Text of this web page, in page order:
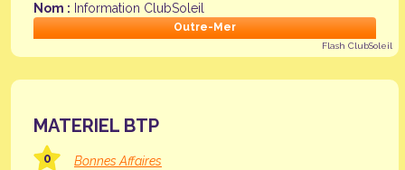
Nom : Information ClubSoleil
Outre-Mer
Flash ClubSoleil
MATERIEL BTP
0 Bonnes Affaires